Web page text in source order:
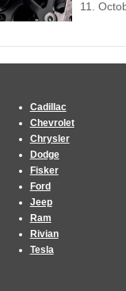
11.
Cadillac
Chevrolet
Chrysler
Dodge
Fisker
Ford
Jeep
Ram
Rivian
Tesla